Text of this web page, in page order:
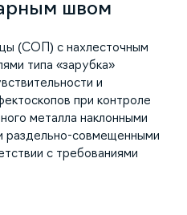
швом
(СОП) с нахлесточным
типа «зарубка»
и
при контроле
металла наклонными
раздельно-совмещенными
с требованиями